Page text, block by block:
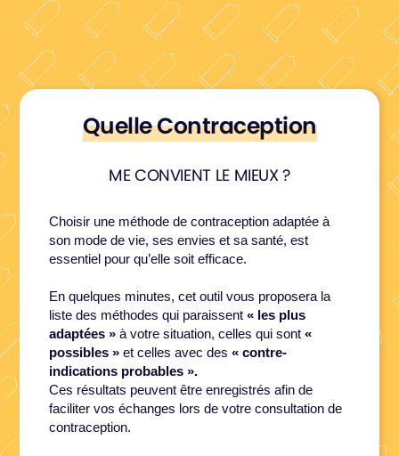
Quelle Contraception
ME CONVIENT LE MIEUX ?
Choisir une méthode de contraception adaptée à
son mode de vie, ses envies et sa santé, est
essentiel pour qu’elle soit efficace.
En quelques minutes, cet outil vous proposera la
liste des méthodes qui paraissent « les plus
adaptées »à votre situation, celles qui sont «
possibles »et celles avec des « contre-
indications probables ».
Ces résultats peuvent être enregistrés afin de
faciliter vos échanges lors de votre consultation de
contraception.